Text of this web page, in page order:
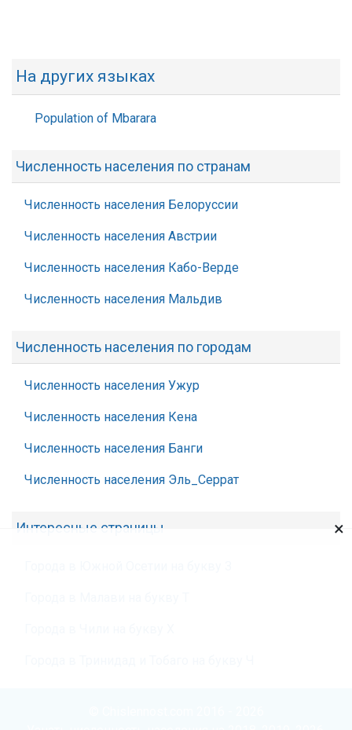
На других языках
Population of Mbarara
Численность населения по странам
Численность населения Белоруссии
Численность населения Австрии
Численность населения Кабо-Верде
Численность населения Мальдив
Численность населения по городам
Численность населения Ужур
Численность населения Кена
Численность населения Банги
Численность населения Эль_Серрат
Интересные страницы ×